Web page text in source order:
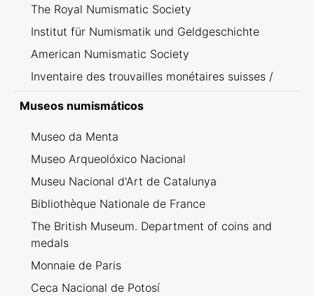
The Royal Numismatic Society
Institut für Numismatik und Geldgeschichte
American Numismatic Society
Inventaire des trouvailles monétaires suisses /
Museos numismáticos
Museo da Menta
Museo Arqueolóxico Nacional
Museu Nacional d'Art de Catalunya
Bibliothèque Nationale de France
The British Museum. Department of coins and
medals
Monnaie de Paris
Ceca Nacional de Potosí